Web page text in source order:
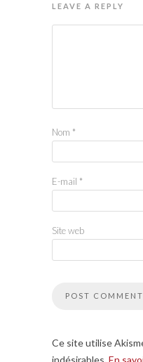
LEAVE A REPLY
Nom *
E-mail *
Site web
Ce site utilise